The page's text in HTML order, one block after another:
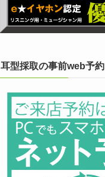
耳型採取の事前web予約